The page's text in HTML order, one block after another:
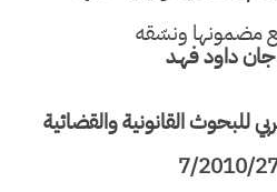
مضمونها ونسّقه
داود فهـد
للبحوث القانونية والقضائية
/7/2010